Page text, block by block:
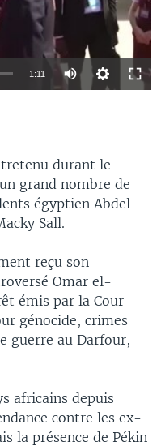
1:11
durant le
grand nombre de
égyptien Abdel
Sall.
reçu son
Omar el-
émis par la Cour
génocide, crimes
guerre au Darfour,
africains depuis
contre les ex-
la présence de Pékin